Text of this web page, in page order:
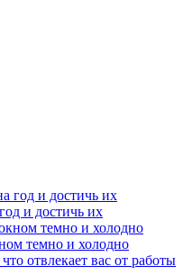
и достичь их
темно и холодно